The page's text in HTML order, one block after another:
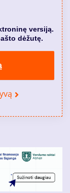
versiją.
dėžutę.